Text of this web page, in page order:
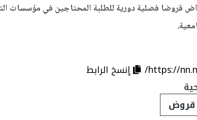
قروضا فصلية دورية للطلبة المحتاجين في مؤسسات
https://
إنسخ الرابط
قروض